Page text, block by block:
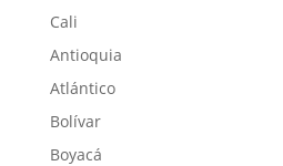
Cali
Antioquia
Atlántico
Bolívar
Boyacá